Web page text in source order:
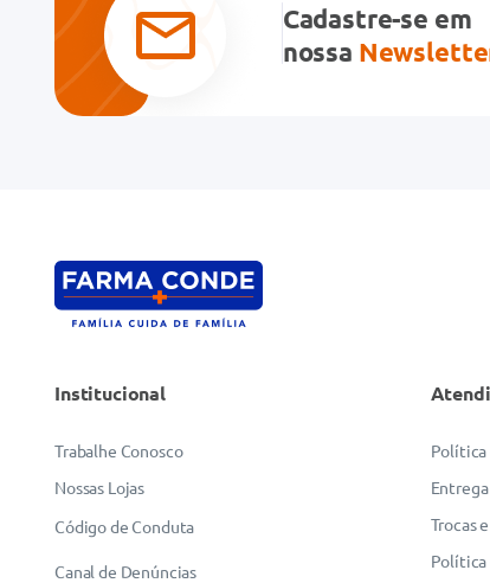
Cadastre-se em
nossa
Institucional
Trabalhe Conosco
Nossas Lojas
Código de Conduta
Canal de Denúncias
Política
Trocas
Política